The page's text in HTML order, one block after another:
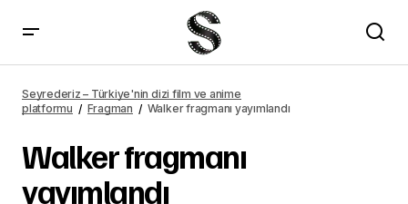
Seyrederiz – Türkiye'nin dizi film ve anime
platformu
Fragman Walker fragmanı yayımlandı
Walker fragmanı
yayımlandı